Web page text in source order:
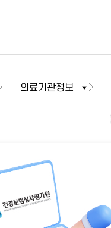
의료기관정보